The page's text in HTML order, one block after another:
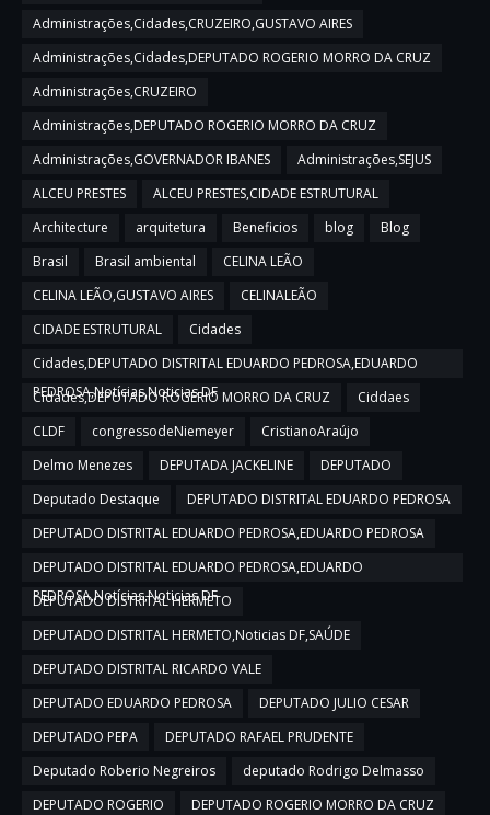
Administrações,Cidades,CRUZEIRO,GUSTAVO AIRES
Administrações,Cidades,DEPUTADO ROGERIO MORRO DA CRUZ
Administrações,CRUZEIRO
Administrações,DEPUTADO ROGERIO MORRO DA CRUZ
Administrações,GOVERNADOR IBANES
Administrações,SEJUS
ALCEU PRESTES
ALCEU PRESTES,CIDADE ESTRUTURAL
Architecture
arquitetura Beneficios blog
Blog
Brasil
Brasil ambiental
CELINA LEÃO
CELINA LEÃO,GUSTAVO AIRES
CELINALEÃO
CIDADE ESTRUTURAL
Cidades
Cidades,DEPUTADO DISTRITAL EDUARDO PEDROSA,EDUARDO
PEDROSA,Notícias,Noticias DF
Cidades,DEPUTADO ROGERIO MORRO DA CRUZ
Ciddaes
CLDF
congressodeNiemeyer
CristianoAraújo
Delmo Menezes
DEPUTADA JACKELINE
DEPUTADO
Deputado Destaque
DEPUTADO DISTRITAL EDUARDO PEDROSA
DEPUTADO DISTRITAL EDUARDO PEDROSA,EDUARDO PEDROSA
DEPUTADO DISTRITAL EDUARDO PEDROSA,EDUARDO
PEDROSA,Notícias,Noticias DF
DEPUTADO DISTRITAL HERMETO
DEPUTADO DISTRITAL HERMETO,Noticias DF,SAÚDE
DEPUTADO DISTRITAL RICARDO VALE
DEPUTADO EDUARDO PEDROSA
DEPUTADO JULIO CESAR
DEPUTADO PEPA
DEPUTADO RAFAEL PRUDENTE
Deputado Roberio Negreiros
deputado Rodrigo Delmasso
DEPUTADO ROGERIO
DEPUTADO ROGERIO MORRO DA CRUZ